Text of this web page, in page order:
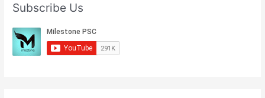
Subscribe Us